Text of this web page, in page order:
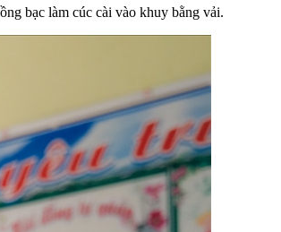
bạc làm cúc cài vào khuy bằng vải.